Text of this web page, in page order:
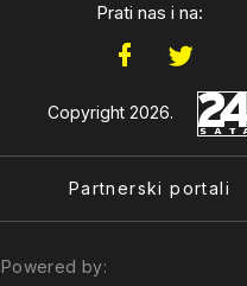
Prati nas i na:
Copyright 2026.
Partnerski portali
Powered by: